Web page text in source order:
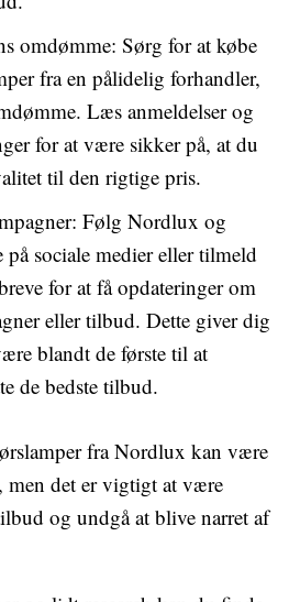
omdømme: Sørg for at købe
fra en pålidelig forhandler,
Læs anmeldelser og
for at være sikker på, at du
til den rigtige pris.
Følg Nordlux og
på sociale medier eller tilmeld
for at få opdateringer om
eller tilbud. Dette giver dig
blandt de første til at
de bedste tilbud.
fra Nordlux kan være
men det er vigtigt at være
og undgå at blive narret af